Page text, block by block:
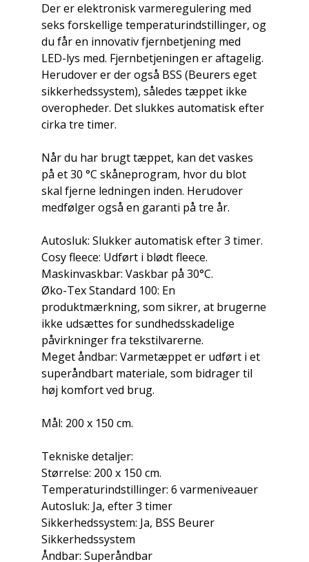
Der er elektronisk varmeregulering med
seks forskellige temperaturindstillinger, og
du får en innovativ fjernbetjening med
LED-lys med. Fjernbetjeningen er aftagelig.
Herudover er der også BSS (Beurers eget
sikkerhedssystem), således tæppet ikke
overopheder. Det slukkes automatisk efter
cirka tre timer.
Når du har brugt tæppet, kan det vaskes
på et 30 °C skåneprogram, hvor du blot
skal fjerne ledningen inden. Herudover
medfølger også en garanti på tre år.
Autosluk: Slukker automatisk efter 3 timer.
Cosy fleece: Udført i blødt fleece.
Maskinvaskbar: Vaskbar på 30°C.
Øko-Tex Standard 100: En
produktmærkning, som sikrer, at brugerne
ikke udsættes for sundhedsskadelige
påvirkninger fra tekstilvarerne.
Meget åndbar: Varmetæppet er udført i et
superåndbart materiale, som bidrager til
høj komfort ved brug.
Mål: 200 x 150 cm.
Tekniske detaljer:
Størrelse: 200 x 150 cm.
Temperaturindstillinger: 6 varmeniveauer
Autosluk: Ja, efter 3 timer
Sikkerhedssystem: Ja, BSS Beurer
Sikkerhedssystem
Åndbar: Superåndbar